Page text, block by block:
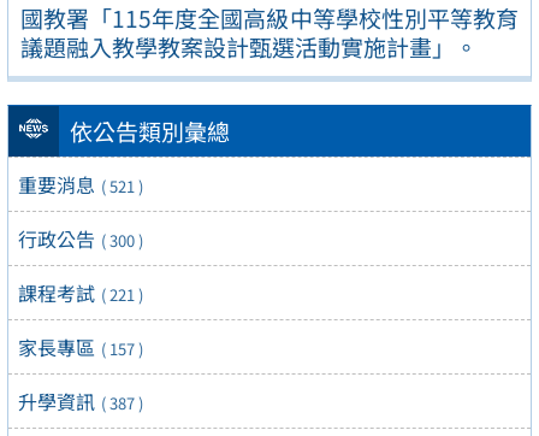
國教署「115年度全國高級中等學校性別平等教育
議題融入教學教案設計甄選活動實施計畫」。
依公告類別彙總
重要消息 ( 521 )
行政公告 ( 300 )
課程考試 ( 221 )
家長專區 ( 157 )
升學資訊 ( 387 )